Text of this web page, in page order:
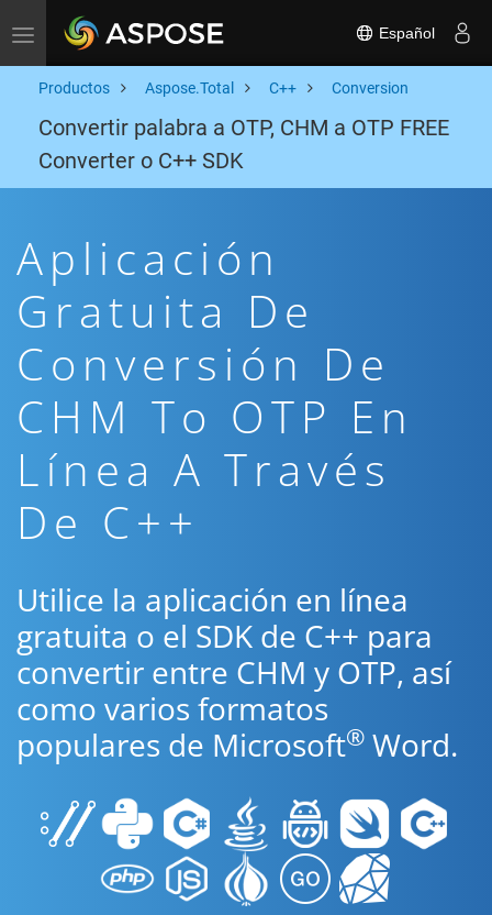
Toggle navigation Español
Productos Aspose.Total C++ Conversion
Convertir palabra a OTP, CHM a OTP FREE
Converter o C++ SDK
Aplicación
Gratuita De
Conversión De
CHM To OTP En
Línea A Través
De C++
Utilice la aplicación en línea
gratuita o el SDK de C++ para
convertir entre CHM y OTP, así
como varios formatos
populares de Microsoft® Word.